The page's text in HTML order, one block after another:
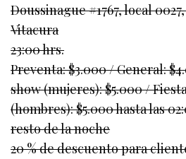
Doussinague #1767, local
Vitacura
23:00 hrs.
Preventa: $3.000 / General:
show (mujeres): $5.000 /
(hombres): $5.000 hasta las
resto de la noche
20 % de descuento para